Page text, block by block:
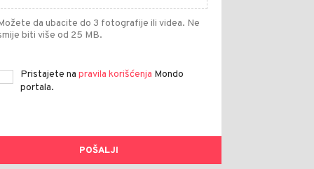
da ubacite do 3 fotografije ili videa. Ne
biti više od 25 MB.
Pristajete na pravila korišćenja Mondo
portala.
POŠALJI